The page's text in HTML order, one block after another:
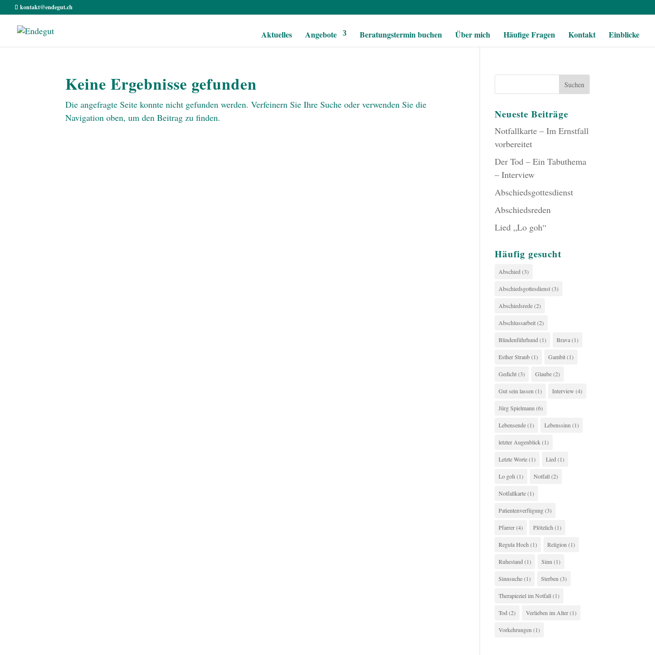
kontakt@endegut.ch
Aktuelles Angebote Beratungstermin buchen Über mich Häufige Fragen Kontakt Einblicke
Keine Ergebnisse gefunden
Die angefragte Seite konnte nicht gefunden werden. Verfeinern Sie Ihre Suche oder verwenden Sie die
Navigation oben, um den Beitrag zu finden.
Neueste Beiträge
Notfallkarte – Im Ernstfall
vorbereitet
Der Tod – Ein Tabuthema
– Interview
Abschiedsgottesdienst
Abschiedsreden
Lied „Lo goh“
Häufig gesucht
Abschied (3)
Abschiedsgottesdienst(3)
Abschiedsrede(2)
Abschlussarbeit(2)
Blindenführhund (1) Brava(1)
Esther Straub(1) Gambit(1)
Gedicht(3) Glaube(2)
Gut sein lassen (1) Interview (4)
Jürg Spielmann (6)
Lebensende(1) Lebenssinn (1)
letzter Augenblick(1)
Letzte Worte(1) Lied (1)
Lo goh (1) Notfall(2)
Notfallkarte(1)
Patientenverfügung(3)
Pfarrer(4) Plötzlich (1)
Regula Hoch (1) Religion (1)
Ruhestand (1) Sinn (1)
Sinnsuche(1) Sterben (3)
Therapieziel im Notfall(1)
Tod (2) Verlieben im Alter(1)
Vorkehrungen (1)